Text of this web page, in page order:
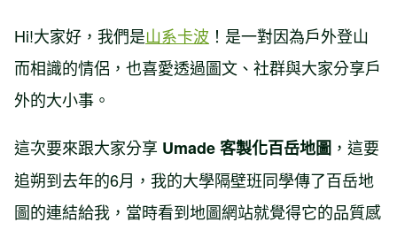
Hi!大家好，我們是山系卡波 ！是一對因為戶外登山
而相識的情侶，也喜愛透過圖文、社群與大家分享戶
外的大小事。
這次要來跟大家分享 Umade 客製化百岳地圖 ，這要
追朔到去年的6月，我的大學隔壁班同學傳了百岳地
圖的連結給我，當時看到地圖網站就覺得它的品質感